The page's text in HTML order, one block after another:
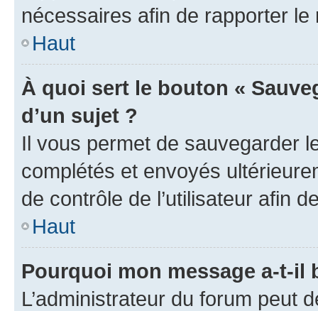
nécessaires afin de rapporter le
Haut
À quoi sert le bouton «
d’un sujet ?
Il vous permet de sauvegarder
complétés et envoyés
de contrôle de l’utilisateur afin
Haut
Pourquoi mon message a-t-il
L’administrateur du forum peut